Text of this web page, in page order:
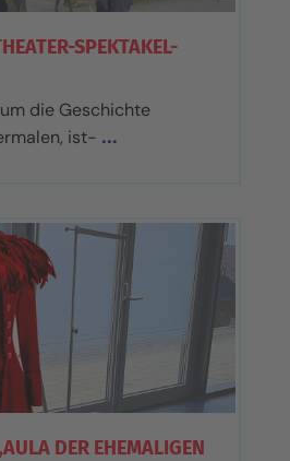
SPEKTAKEL-B
die Geschichte
ist-
DER EHEMALIGEN